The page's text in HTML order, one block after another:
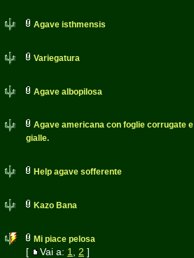
Agave isthmensis
Variegatura
Agave albopilosa
Agave americana con foglie corrugate e
gialle.
Help agave sofferente
Kazo Bana
Mi piace pelosa
[ Vai a: 1 2 ]